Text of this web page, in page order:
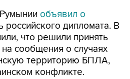
объявил о
российского дипломата. В
что решили принять
сообщения о случаях
территорию БПЛА,
конфликте.